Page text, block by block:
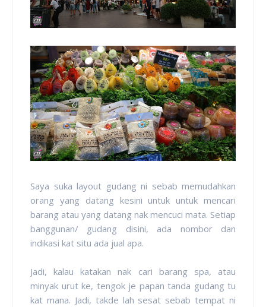
Saya suka layout gudang ni sebab memudahkan
orang yang datang kesini untuk untuk mencari
barang atau yang datang nak mencuci mata. Setiap
banggunan/ gudang disini, ada nombor dan
indikasi kat situ ada jual apa.
Jadi, kalau katakan nak cari barang spa, atau
minyak urut ke, tengok je papan tanda gudang tu
kat mana. Jadi, takde lah sesat sebab tempat ni